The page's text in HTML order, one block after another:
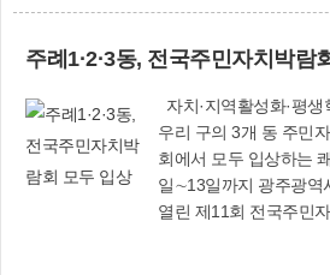
공연’으로 막을 내렸다.
여로 이번 축제가 그 어
하는 축제, 사랑과 인정
가 됐다”며 “내년 제13
그램으로 찾아뵙도록
문의 : 사상문화원
(☎310-4062)
회’를 결성해 저소득주
행복나눔 행사를 진행하
오상완(59·모라1동)씨
학금 1천만원을 기탁
만원 상당의 도서를 기
기, 한사랑 밑반찬 나누
하는 등 30여 년 동안
실천해왔다. 근로상을
주례1·2·3동, 전국주민자치박람
우리 구의 3개 동 주민
회에서 모두 입상하는
일∼13일까지 광주광역
열린 제11회 전국주민
야 ‘우수상’을, 주례2동